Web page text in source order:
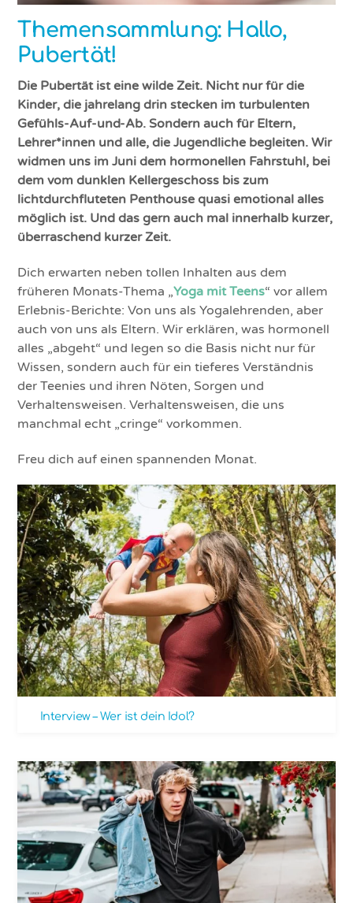
Themensammlung: Hallo,
Pubertät!
Die Pubertät ist eine wilde Zeit. Nicht nur für die
Kinder, die jahrelang drin stecken im turbulenten
Gefühls-Auf-und-Ab. Sondern auch für Eltern,
Lehrer*innen und alle, die Jugendliche begleiten. Wir
widmen uns im Juni dem hormonellen Fahrstuhl, bei
dem vom dunklen Kellergeschoss bis zum
lichtdurchfluteten Penthouse quasi emotional alles
möglich ist. Und das gern auch mal innerhalb kurzer,
überraschend kurzer Zeit.
Dich erwarten neben tollen Inhalten aus dem
früheren Monats-Thema „Yoga mit Teens“ vor allem
Erlebnis-Berichte: Von uns als Yogalehrenden, aber
auch von uns als Eltern. Wir erklären, was hormonell
alles „abgeht“ und legen so die Basis nicht nur für
Wissen, sondern auch für ein tieferes Verständnis
der Teenies und ihren Nöten, Sorgen und
Verhaltensweisen. Verhaltensweisen, die uns
manchmal echt „cringe“ vorkommen.
Freu dich auf einen spannenden Monat.
Interview – Wer ist dein Idol?